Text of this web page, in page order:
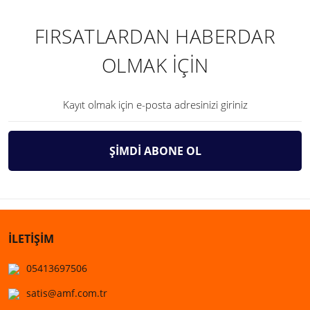
FIRSATLARDAN HABERDAR
OLMAK İÇİN
ŞİMDİ ABONE OL
İLETİŞİM
05413697506
satis@amf.com.tr